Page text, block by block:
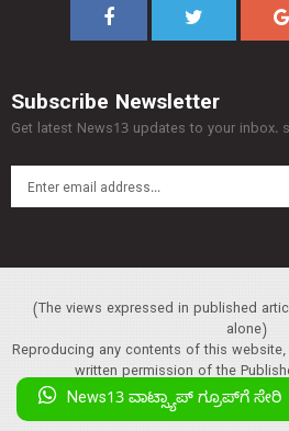
News13 ವಾಟ್ಸ್ಯಾಪ್‌ ಗ್ರೂಪ್‌ಗೆ ಸೇರಿ
Subscribe Newsletter
Get latest News13 updates to your inbox.
(The views expressed in published
alone)
Reproducing any contents of this
written permission of the
Copyright :© 2013 News13.